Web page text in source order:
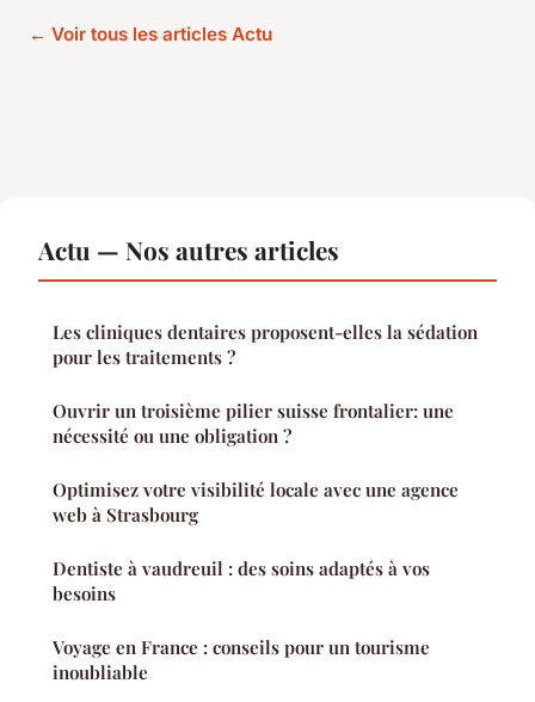
← Voir tous les articles Actu
Actu — Nos autres articles
Les cliniques dentaires proposent-elles la sédation
pour les traitements ?
Ouvrir un troisième pilier suisse frontalier: une
nécessité ou une obligation ?
Optimisez votre visibilité locale avec une agence
web à Strasbourg
Dentiste à vaudreuil : des soins adaptés à vos
besoins
Voyage en France : conseils pour un tourisme
inoubliable